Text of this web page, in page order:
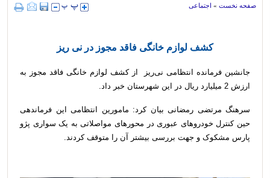
صفحه نخست » اجتماعی
کشف لوازم خانگی فاقد مجوز در نی ریز
جانشین فرمانده انتظامی نی‌ریز از کشف لوازم خانگی فاقد مجوز به
ارزش 2 میلیارد ریال در این شهرستان خبر داد.
سرهنگ مرتضی رمضانی بیان کرد: مامورین انتظامی این فرماندهی
حین کنترل خودروهای عبوری در محورهای مواصلاتی به یک سواری پژو
پارس مشکوک و جهت بررسی بیشتر آن را متوقف کردند.